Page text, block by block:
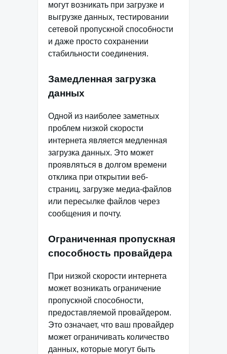
могут возникать при загрузке и
выгрузке данных, тестировании
сетевой пропускной способности
и даже просто сохранении
стабильности соединения.
Замедленная загрузка
данных
Одной из наиболее заметных
проблем низкой скорости
интернета является медленная
загрузка данных. Это может
проявляться в долгом времени
отклика при открытии веб-
страниц, загрузке медиа-файлов
или пересылке файлов через
сообщения и почту.
Ограниченная пропускная
способность провайдера
При низкой скорости интернета
может возникать ограничение
пропускной способности,
предоставляемой провайдером.
Это означает, что ваш провайдер
может ограничивать количество
данных, которые могут быть